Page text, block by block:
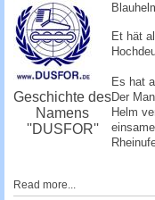
Geschichte des
Namens
''DUSFOR''
Et hät
Es hat
Der
Helm
Read more...